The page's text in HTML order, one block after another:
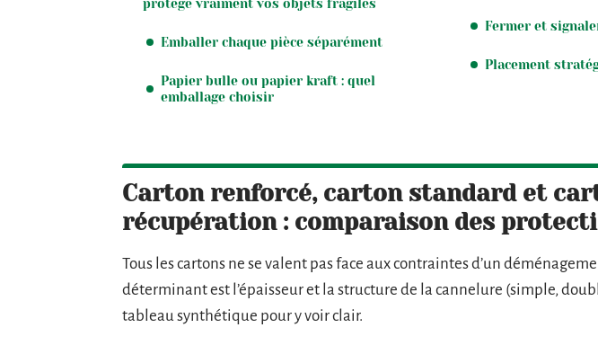
protège vraiment vos objets fragiles
Emballer chaque pièce séparément
Papier bulle ou papier kraft : quel
emballage choisir
Fermer et
Placement
Carton renforcé, carton standard et
récupération : comparaison des
Tous les cartons ne se valent pas face aux contraintes d’un
déterminant est l’épaisseur et la structure de la cannelure (simple,
tableau synthétique pour y voir clair.